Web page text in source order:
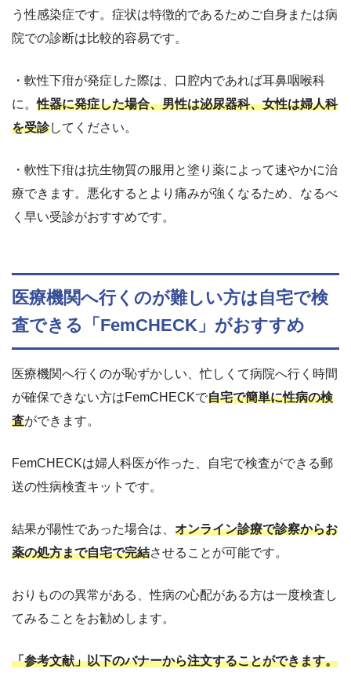
う性感染症です。症状は特徴的であるためご自身または病
院での診断は比較的容易です。
・軟性下疳が発症した際は、口腔内であれば耳鼻咽喉科
に。性器に発症した場合、男性は泌尿器科、女性は婦人科
を受診してください。
・軟性下疳は抗生物質の服用と塗り薬によって速やかに治
療できます。悪化するとより痛みが強くなるため、なるべ
く早い受診がおすすめです。
医療機関へ行くのが難しい方は自宅で検
査できる「FemCHECK」がおすすめ
医療機関へ行くのが恥ずかしい、忙しくて病院へ行く時間
が確保できない方はFemCHECKで自宅で簡単に性病の検
査ができます。
FemCHECKは婦人科医が作った、自宅で検査ができる郵
送の性病検査キットです。
結果が陽性であった場合は、 オンライン診療で診察からお
薬の処方まで自宅で完結させることが可能です。
おりものの異常がある、性病の心配がある方は一度検査し
てみることをお勧めします。
「参考文献」以下のバナーから注文することができます。